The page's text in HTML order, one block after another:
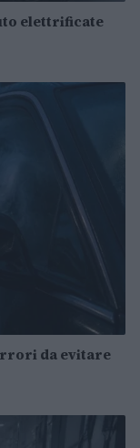
elettrificate
da evitare